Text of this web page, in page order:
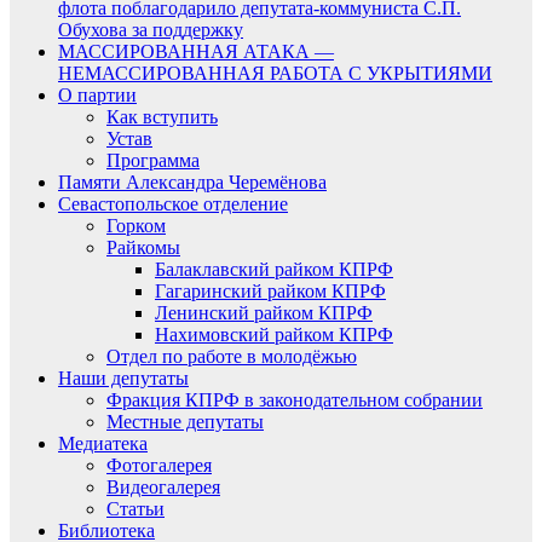
флота поблагодарило депутата-коммуниста С.П.
Обухова за поддержку
МАССИРОВАННАЯ АТАКА —
НЕМАССИРОВАННАЯ РАБОТА С УКРЫТИЯМИ
О партии
Как вступить
Устав
Программа
Памяти Александра Черемёнова
Севастопольское отделение
Горком
Райкомы
Балаклавский райком КПРФ
Гагаринский райком КПРФ
Ленинский райком КПРФ
Нахимовский райком КПРФ
Отдел по работе в молодёжью
Наши депутаты
Фракция КПРФ в законодательном собрании
Местные депутаты
Медиатека
Фотогалерея
Видеогалерея
Статьи
Библиотека